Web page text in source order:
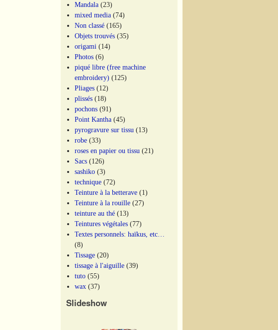
Mandala (23)
mixed media (74)
Non classé (165)
Objets trouvés (35)
origami (14)
Photos (6)
piqué libre (free machine
embroidery) (125)
Pliages (12)
plissés (18)
pochons (91)
Point Kantha (45)
pyrogravure sur tissu (13)
robe (33)
roses en papier ou tissu (21)
Sacs (126)
sashiko (3)
technique (72)
Teinture à la betterave (1)
Teinture à la rouille (27)
teinture au thé (13)
Teintures végétales (77)
Textes personnels: haïkus, etc…
(8)
Tissage (20)
tissage à l'aiguille (39)
tuto (55)
wax (37)
Slideshow